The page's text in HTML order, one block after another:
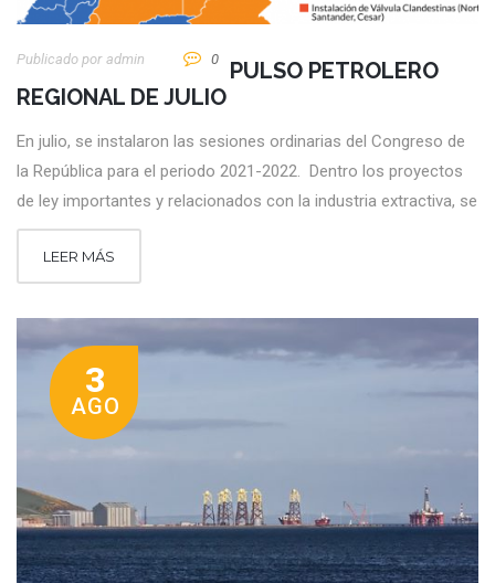
Publicado por Admin 0
PULSO PETROLERO
REGIONAL DE JULIO
En julio, se instalaron las sesiones ordinarias del Congreso de
la República para el periodo 2021-2022. Dentro los proyectos
de ley importantes y relacionados con la industria extractiva, se
LEER MÁS
3
AGO